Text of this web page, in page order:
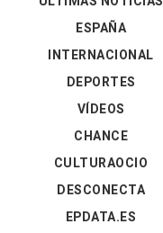
ESPAÑA
INTERNACIONAL
DEPORTES
VÍDEOS
CHANCE
CULTURAOCIO
DESCONECTA
EPDATA.ES